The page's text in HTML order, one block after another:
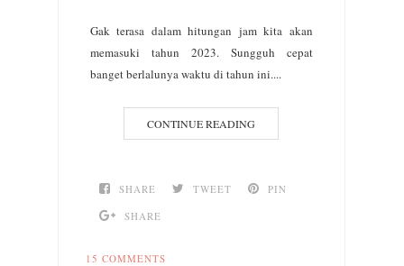
Gak terasa dalam hitungan jam kita akan
memasuki tahun 2023. Sungguh cepat
banget berlalunya waktu di tahun ini....
CONTINUE READING
SHARE TWEET
PIN
SHARE
15 COMMENTS